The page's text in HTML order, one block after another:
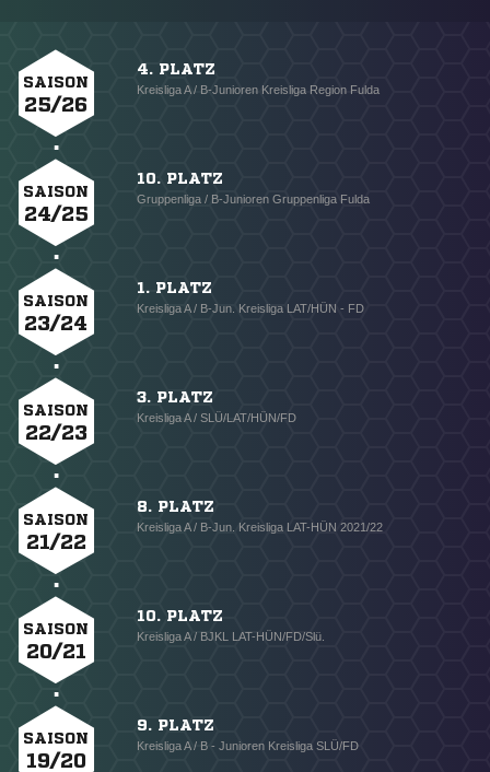
SAISON
25/26
4. PLATZ
Kreisliga A / B-Junioren Kreisliga Region Fulda
SAISON
24/25
10. PLATZ
Gruppenliga / B-Junioren Gruppenliga Fulda
SAISON
23/24
1. PLATZ
Kreisliga A / B-Jun. Kreisliga LAT/HÜN - FD
SAISON
22/23
3. PLATZ
Kreisliga A / SLÜ/LAT/HÜN/FD
SAISON
21/22
8. PLATZ
Kreisliga A / B-Jun. Kreisliga LAT-HÜN 2021/22
SAISON
20/21
10. PLATZ
Kreisliga A / BJKL LAT-HÜN/FD/Slü.
SAISON
19/20
9. PLATZ
Kreisliga A / B - Junioren Kreisliga SLÜ/FD